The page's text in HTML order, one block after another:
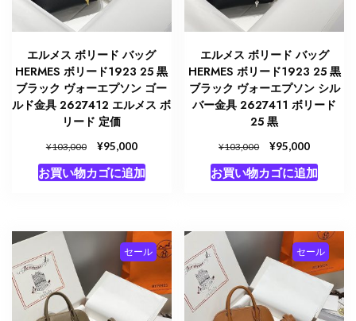
エルメス ボリード バッグ
HERMES ボリード1923 25 黒
ブラック ヴォーエプソン ゴー
ルド金具 2627412 エルメス ボ
リード 定価
¥103,000
元
の
価
し
た。
¥95,000現
在
の
¥95,000
で
お買い物カゴに追加
エルメス ボリード バッグ
HERMES ボリード1923 25 黒
ブラック ヴォーエプソン シル
バー金具 2627411 ボリード
25 黒
¥103,000
元
の
価
し
た。
¥95,000現
在
の
¥95,000
で
す。
お買い物カゴに追加
セール セール